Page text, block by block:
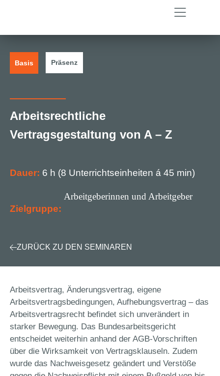
Basis Präsenz
Arbeitsrechtliche
Vertragsgestaltung von A – Z
Dauer: 6 h (8 Unterrichtseinheiten á 45 min)
Zielgruppe:
Arbeitgeberinnen und Arbeitgeber
ZURÜCK ZU DEN SEMINAREN
Arbeitsvertrag, Änderungsvertrag, eigene
Arbeitsvertragsbedingungen, Aufhebungsvertrag – das
Arbeitsvertragsrecht befindet sich unverändert in
starker Bewegung. Das Bundesarbeitsgericht
entscheidet weiterhin anhand der AGB-Vorschriften
über die Wirksamkeit von Vertragsklauseln. Zudem
wurde das Nachweisgesetz geändert und Verstöße